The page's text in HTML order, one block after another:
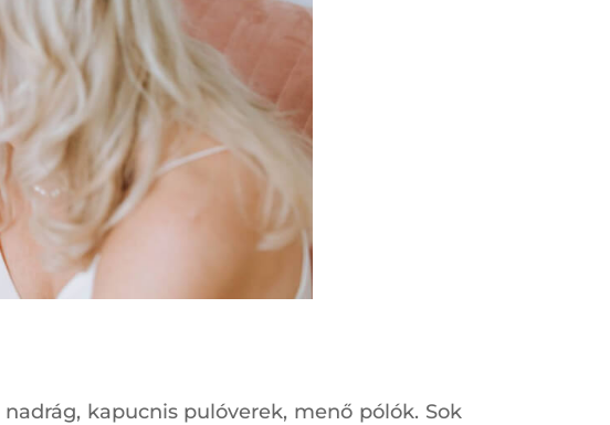
kapucnis pulóverek, menő pólók. Sok